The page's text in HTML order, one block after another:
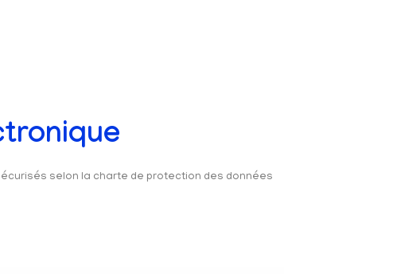
selon la charte de protection des données